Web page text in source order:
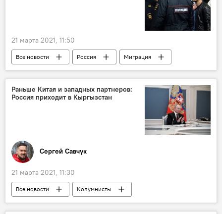
21 марта 2021, 11:50
Все новости Россия
Миграция
Новости мигрантов из Центральной Азии в России
Происшествия, ЧП, криминал
Раньше Китая и западных партнеров:
Россия приходит в Кыргызстан
Сергей Савчук
21 марта 2021, 11:30
Все новости
Колумнисты
Кыргызстан
Владимир Путин